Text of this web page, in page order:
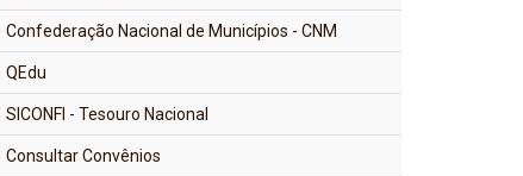
Confederação Nacional de Municípios - CNM
QEdu
SICONFI - Tesouro Nacional
Consultar Convênios